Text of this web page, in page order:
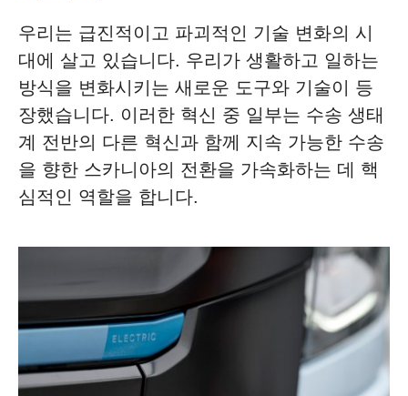
우리는 급진적이고 파괴적인 기술 변화의 시
대에 살고 있습니다. 우리가 생활하고 일하는
방식을 변화시키는 새로운 도구와 기술이 등
장했습니다. 이러한 혁신 중 일부는 수송 생태
계 전반의 다른 혁신과 함께 지속 가능한 수송
을 향한 스카니아의 전환을 가속화하는 데 핵
심적인 역할을 합니다.